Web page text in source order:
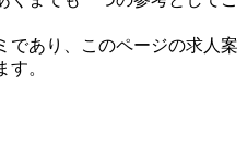
あり、このページの求人案
。